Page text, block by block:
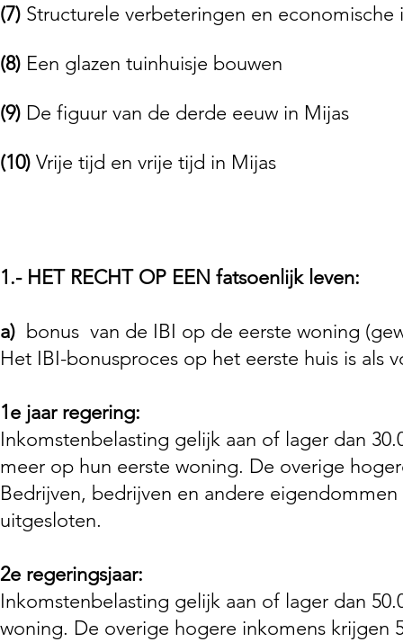
(7) Structurele verbeteringen en economische
(8) Een glazen tuinhuisje bouwen
(9) De figuur van de derde eeuw in Mijas
(10) Vrije tijd en vrije tijd in Mijas
1.- HET RECHT OP EEN fatsoenlijk leven:
a) bonus van de IBI op de eerste woning
Het IBI-bonusproces op het eerste huis is als
1e jaar regering:
Inkomstenbelasting gelijk aan of lager dan
meer op hun eerste woning. De overige
Bedrijven, bedrijven en andere
uitgesloten.
2e regeringsjaar:
Inkomstenbelasting gelijk aan of lager dan
woning. De overige hogere inkomens krijgen